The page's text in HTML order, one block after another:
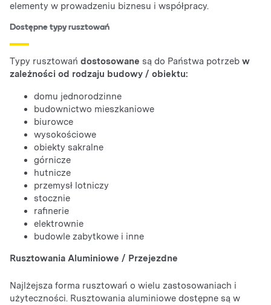
elementy w prowadzeniu biznesu i współpracy.
Dostępne typy rusztowań
Typy rusztowań dostosowane są do Państwa potrzeb w
zależności od rodzaju budowy / obiektu:
domu jednorodzinne
budownictwo mieszkaniowe
biurowce
wysokościowe
obiekty sakralne
górnicze
hutnicze
przemysł lotniczy
stocznie
rafinerie
elektrownie
budowle zabytkowe i inne
Rusztowania Aluminiowe / Przejezdne
Najlżejsza forma rusztowań o wielu zastosowaniach i
użyteczności. Rusztowania aluminiowe dostępne są w